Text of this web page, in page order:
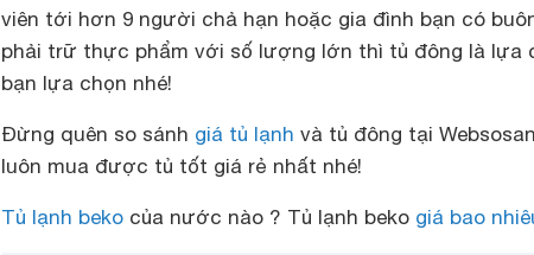
viên tới hơn 9 người chả hạn hoặc gia đình bạn có
phải trữ thực phẩm với số lượng lớn thì tủ đông là lựa
bạn lựa chọn nhé!
Đừng quên so sánh giá tủ lạnh và tủ đông tại
luôn mua được tủ tốt giá rẻ nhất nhé!
Tủ lạnh beko của nước nào ? Tủ lạnh beko giá bao